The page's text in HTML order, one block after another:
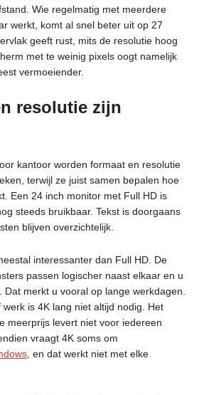
Wie regelmatig met meerdere
werkt, komt al snel beter uit op 27
geeft rust, mits de resolutie hoog
met te weinig pixels oogt namelijk
vermoeiender.
resolutie zijn
kantoor worden formaat en resolutie
terwijl ze juist samen bepalen hoe
Een 24 inch monitor met Full HD is
steeds bruikbaar. Tekst is doorgaans
blijven overzichtelijk.
interessanter dan Full HD. De
passen logischer naast elkaar en u
merkt u vooral op lange werkdagen.
is 4K lang niet altijd nodig. Het
meerprijs levert niet voor iedereen
vraagt 4K soms om
, en dat werkt niet met elke